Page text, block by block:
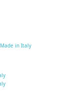
in Italy